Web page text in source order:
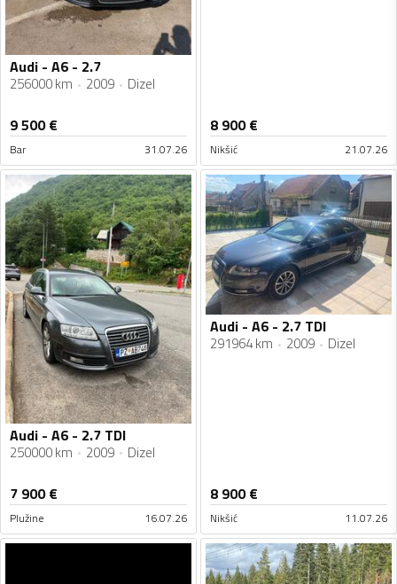
Audi - A6 - 2.7
256000 km 2009 Dizel
9 500€
Bar 31.07.26
8 900€
Nikšić 21.07.26
Audi - A6 - 2.7 TDI
250000 km 2009 Dizel
7 900€
Plužine 16.07.26
Audi - A6 - 2.7 TDI
291964 km 2009 Dizel
8 900€
Nikšić 11.07.26